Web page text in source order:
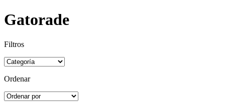
Gatorade
Filtros
Ordenar